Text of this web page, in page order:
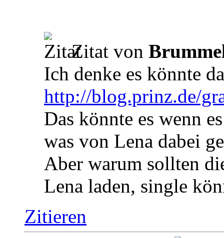
Zitat von
Ich denke es könnte
http://blog.prinz.de/
Das könnte es wenn
was von Lena dabei
Aber warum sollten
Lena laden, single
Zitieren